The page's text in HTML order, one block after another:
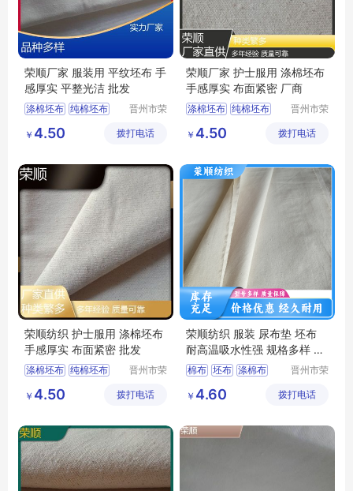
荣顺厂家 服装用 平纹坯布 手
感厚实 平整光洁 批发
涤棉坯布 纯棉坯布
涤棉起绒布
平纹坯布
晋州市荣
限公司
￥ 4.50 拨打电话
荣顺厂家 护士服用 涤棉坯布
手感厚实 布面紧密 厂商
涤棉坯布 纯棉坯布
涤棉起绒布
平纹坯布
晋州市荣
限公司
￥ 4.50 拨打电话
荣顺纺织 护士服用 涤棉坯布
手感厚实 布面紧密 批发
涤棉坯布 纯棉坯布
涤棉起绒布
平纹坯布
晋州市荣
限公司
￥ 4.50 拨打电话
荣顺纺织 服装 尿布垫 坯布
耐高温吸水性强 规格多样 可
定制
棉布 坯布 涤棉布
晋州市荣
限公司
￥ 4.60 拨打电话